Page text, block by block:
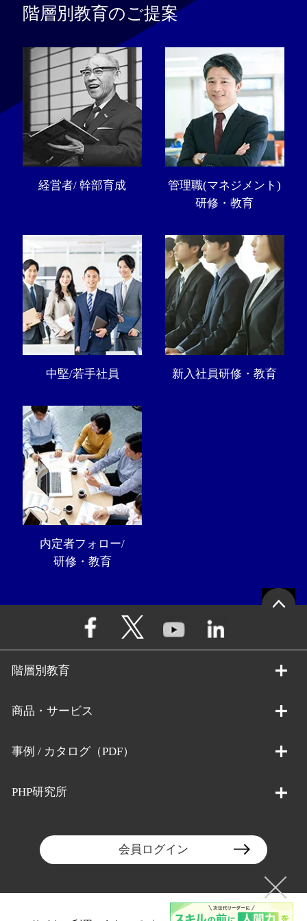
階層別教育のご提案
経営者/ 幹部育成
管理職(マネジメント)
研修・教育
中堅/若手社員 新入社員研修・教育
内定者フォロー/
研修・教育
階層別教育
商品・サービス
事例 / カタログ（PDF）
PHP研究所
会員ログイン